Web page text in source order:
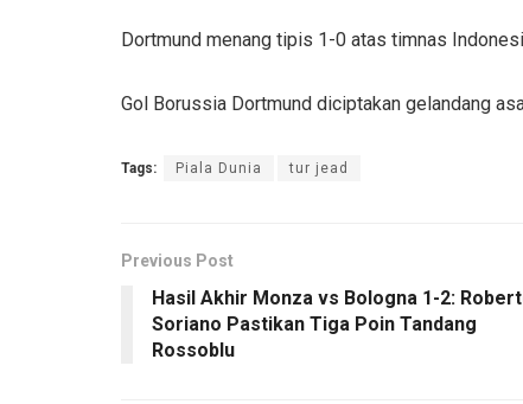
Dortmund menang tipis 1-0 atas timnas
Gol Borussia Dortmund diciptakan gelandang
Tags: Piala Dunia tur jead
Previous Post
Hasil Akhir Monza vs Bologna 1-2:
Soriano Pastikan Tiga Poin Tandang
Rossoblu